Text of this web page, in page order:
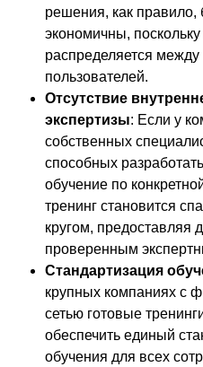
решения, как правило,
экономичны,
распределяется
пользователей.
Отсутствие
экспертизы: Если у
собственных
способных
обучение по
тренинг становится
кругом, предоставляя
проверенным
Стандартизация
крупных компаниях с
сетью готовые
обеспечить единый
обучения для всех